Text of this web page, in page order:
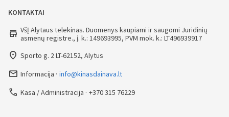
KONTAKTAI
store VšĮ Alytaus telekinas. Duomenys kaupiami ir saugomi Juridinių
asmenų registre., į. k.: 149693995, PVM mok. k.: LT496939917
place Sporto g. 2 LT-62152, Alytus
mail_outline Informacija info@kinasdainava.lt
call Kasa / Administracija +370 315 76229